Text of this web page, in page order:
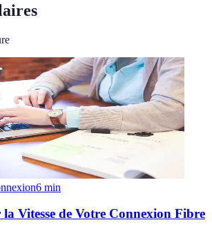
6 min
la Vitesse de Votre Connexion Fibre